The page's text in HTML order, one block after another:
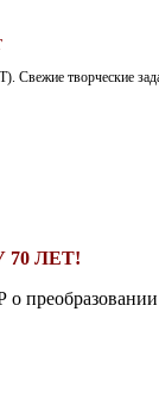
Свежие творческие
ЛЕТ!